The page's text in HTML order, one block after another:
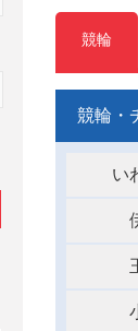
競輪
競輪・
い